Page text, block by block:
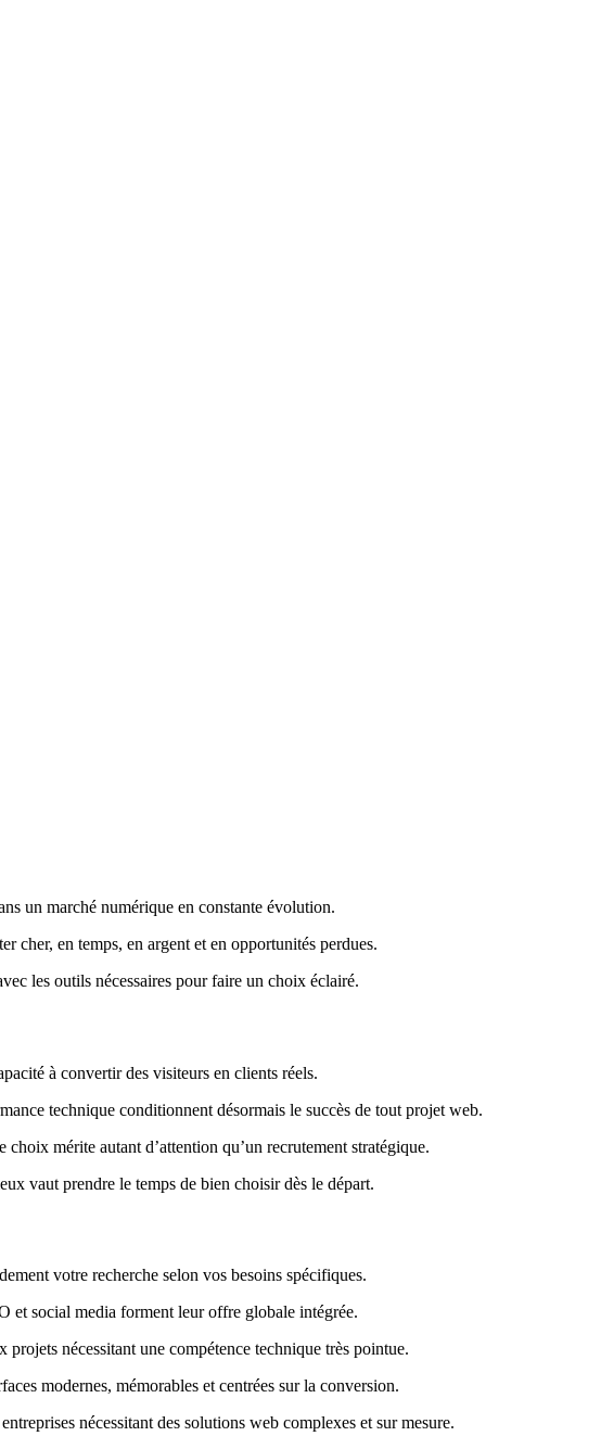
un marché numérique en constante évolution.
cher, en temps, en argent et en opportunités perdues.
les outils nécessaires pour faire un choix éclairé.
à convertir des visiteurs en clients réels.
technique conditionnent désormais le succès de tout projet web.
mérite autant d’attention qu’un recrutement stratégique.
vaut prendre le temps de bien choisir dès le départ.
votre recherche selon vos besoins spécifiques.
et social media forment leur offre globale intégrée.
nécessitant une compétence technique très pointue.
modernes, mémorables et centrées sur la conversion.
nécessitant des solutions web complexes et sur mesure.